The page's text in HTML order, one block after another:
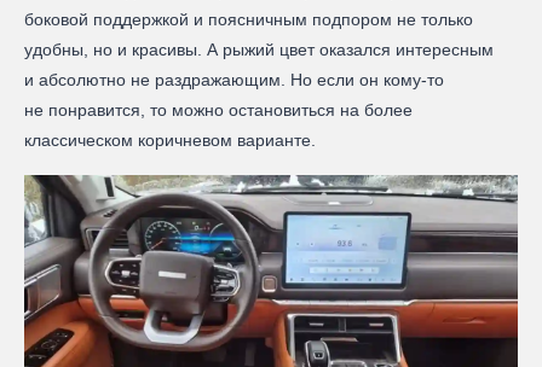
боковой поддержкой и поясничным подпором не только
удобны, но и красивы. А рыжий цвет оказался интересным
и абсолютно не раздражающим. Но если он кому-то
не понравится, то можно остановиться на более
классическом коричневом варианте.